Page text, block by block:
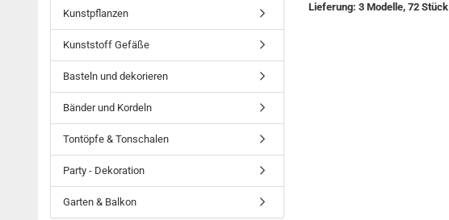
Lieferung: 3 Modelle, 72 Stück
Kunstpflanzen
Kunststoff Gefäße
Basteln und dekorieren
Bänder und Kordeln
Tontöpfe & Tonschalen
Party - Dekoration
Garten & Balkon